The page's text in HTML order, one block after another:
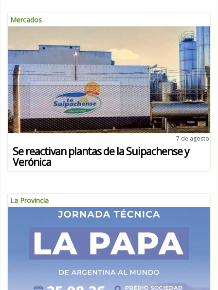
Mercados
7 de agosto
Se reactivan plantas de la Suipachense y
Verónica
La Provincia